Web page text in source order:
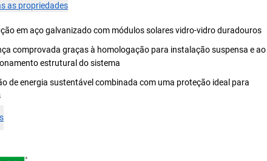
as propriedades
em aço galvanizado com módulos solares vidro-vidro duradouros
comprovada graças à homologação para instalação suspensa e ao
estrutural do sistema
de energia sustentável combinada com uma proteção ideal para